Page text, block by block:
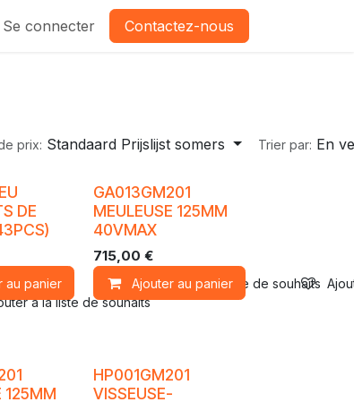
Se connecter Contactez-nous
prix: Standaard Prijslijst somers Trier par: En
à la liste de souhaits
DE
au panier Ajouter à la liste de souhaits
GA013GM201
MEULEUSE 125MM
40VMAX
715,00 €
Ajouter au panier
125MM
HP001GM201
VISSEUSE-